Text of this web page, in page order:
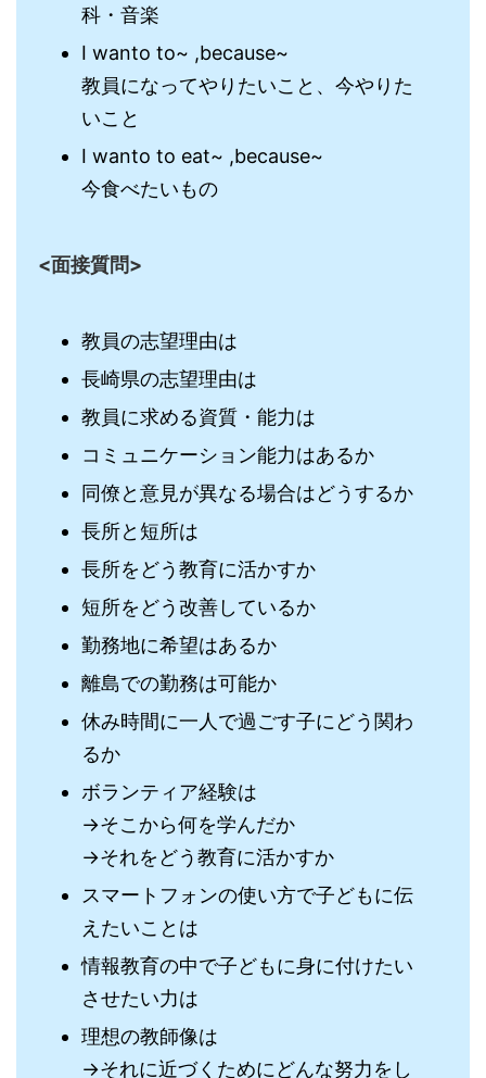
科・音楽
I wanto to~ ,because~
教員になってやりたいこと、今やりた
いこと
I wanto to eat~ ,because~
今食べたいもの
<面接質問>
教員の志望理由は
長崎県の志望理由は
教員に求める資質・能力は
コミュニケーション能力はあるか
同僚と意見が異なる場合はどうするか
長所と短所は
長所をどう教育に活かすか
短所をどう改善しているか
勤務地に希望はあるか
離島での勤務は可能か
休み時間に一人で過ごす子にどう関わ
るか
ボランティア経験は
→そこから何を学んだか
→それをどう教育に活かすか
スマートフォンの使い方で子どもに伝
えたいことは
情報教育の中で子どもに身に付けたい
させたい力は
理想の教師像は
→それに近づくためにどんな努力をし